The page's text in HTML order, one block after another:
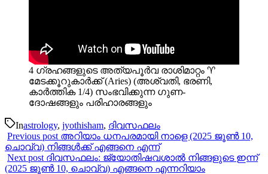
4 ഗ്രഹങ്ങളുടെ അത്യപൂർവ രാശിമാറ്റം ♈
മേടക്കൂറുകാർക്ക് (Aries) (അശ്വതി, ഭരണി,
കാർത്തിക 1/4) സംഭവിക്കുന്ന ഗുണ-
ദോഷങ്ങളും പരിഹാരങ്ങളും
Inastrology, jyothisham, ദിവസഫലം
Previous post അറിയാം ധനപരമായി നാളെ (2025 ജൂൺ 10,
ചൊവ്വ) നിങ്ങൾക്ക് എങ്ങനെ എന്ന്
Next post ദിവസഫലം: ജ്യോതിഷവശാൽ നിങ്ങളുടെ ഇന്ന്‌
(2025 ജൂൺ 10, ചൊവ്വ) എങ്ങനെ എന്നറിയാം